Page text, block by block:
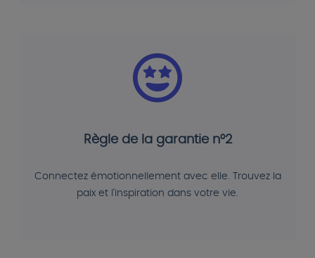
Règle de la garantie n°2
Connectez émotionnellement avec elle. Trouvez la
paix et l'inspiration dans votre vie.